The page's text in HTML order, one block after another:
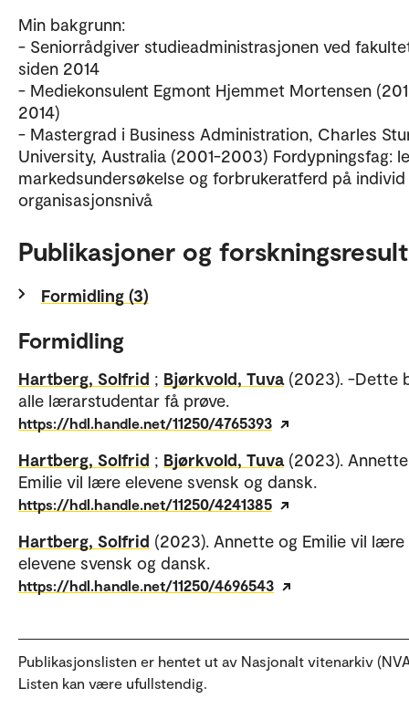
Min bakgrunn:
- Seniorrådgiver studieadministrasjonen ved
siden 2014
- Mediekonsulent Egmont Hjemmet Mortensen
2014)
- Mastergrad i Business Administration, Charles
University, Australia (2001-2003) Fordypningsfag:
markedsundersøkelse og forbrukeratferd på
organisasjonsnivå
Publikasjoner og
Formidling (3)
Formidling
Hartberg, Solfrid ; Bjørkvold, Tuva (2023). -Dette
alle lærarstudentar få prøve.
https://hdl.handle.net/11250/4765393
Hartberg, Solfrid ; Bjørkvold, Tuva (2023).
Emilie vil lære elevene svensk og dansk.
https://hdl.handle.net/11250/4241385
Hartberg, Solfrid (2023). Annette og Emilie vil lære
elevene svensk og dansk.
https://hdl.handle.net/11250/4696543
Publikasjonslisten er hentet ut av Nasjonalt vitenarkiv
Listen kan være ufullstendig.